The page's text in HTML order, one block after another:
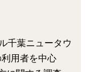
千葉ニュータウ
用者を中心